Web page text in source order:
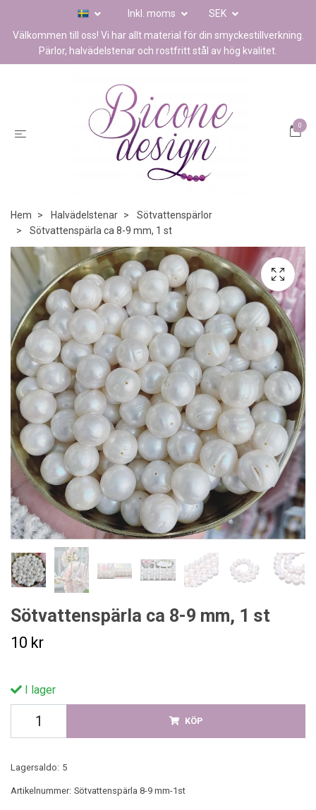
Inkl. moms
SEK
Välkommen till oss! Vi har allt material för din smyckestillverkning.
Pärlor, halvädelstenar och rostfritt stål av hög kvalitet.
0
Hem Halvädelstenar
Sötvattenspärlor
Sötvattenspärla ca 8-9 mm, 1 st
Sötvattenspärla ca 8-9 mm, 1 st
10 kr
I lager
KÖP
Lagersaldo: 5
Artikelnummer: Sötvattenspärla 8-9 mm-1st